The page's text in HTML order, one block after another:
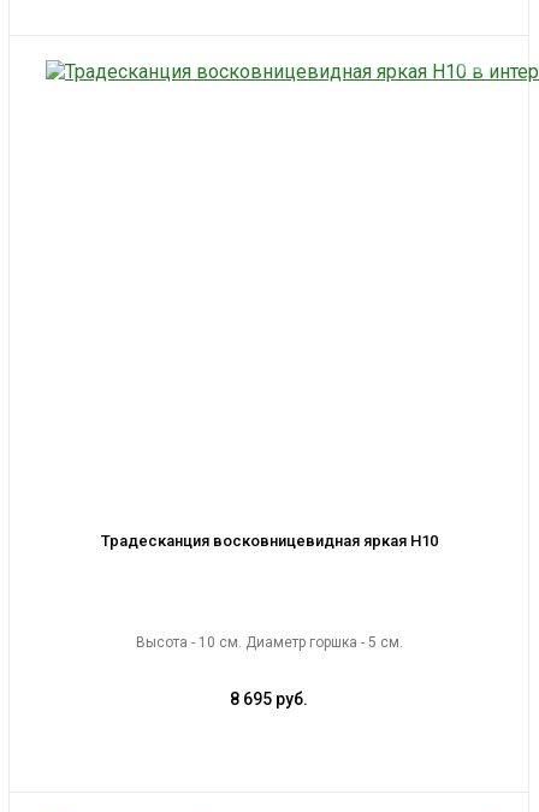
Традесканция восковницевидная яркая H10
Высота - 10 см. Диаметр горшка - 5 см.
8 695 руб.